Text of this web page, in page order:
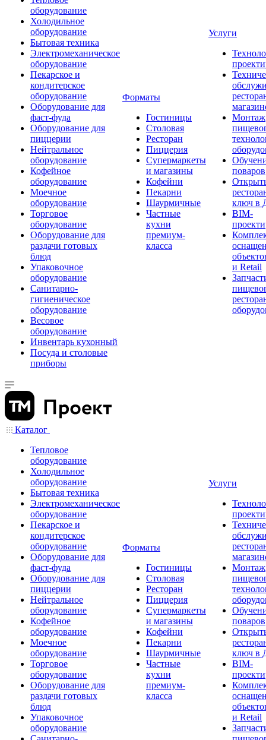
оборудование
Холодильное
оборудование
Бытовая техника
Электромеханическое
оборудование
Пекарское и
кондитерское
оборудование
Оборудование для
фаст-фуда
Оборудование для
пиццерии
Нейтральное
оборудование
Кофейное
оборудование
Моечное
оборудование
Торговое
оборудование
Оборудование для
раздачи готовых
блюд
Упаковочное
оборудование
Санитарно-
гигиеническое
оборудование
Весовое
оборудование
Инвентарь кухонный
Посуда и столовые
приборы
Форматы
Гостиницы
Столовая
Ресторан
Пиццерия
Супермаркеты
и магазины
Кофейни
Пекарни
Шаурмичные
Частные
кухни
премиум-
класса
Услуги
Монтаж
поваров
ключ в
BIM-
и Retail
Каталог
Тепловое
оборудование
Холодильное
оборудование
Бытовая техника
Электромеханическое
оборудование
Пекарское и
кондитерское
оборудование
Оборудование для
фаст-фуда
Оборудование для
пиццерии
Нейтральное
оборудование
Кофейное
оборудование
Моечное
оборудование
Торговое
оборудование
Оборудование для
раздачи готовых
блюд
Упаковочное
оборудование
Форматы
Гостиницы
Столовая
Ресторан
Пиццерия
Супермаркеты
и магазины
Кофейни
Пекарни
Шаурмичные
Частные
кухни
премиум-
класса
Услуги
Монтаж
поваров
ключ в
BIM-
и Retail